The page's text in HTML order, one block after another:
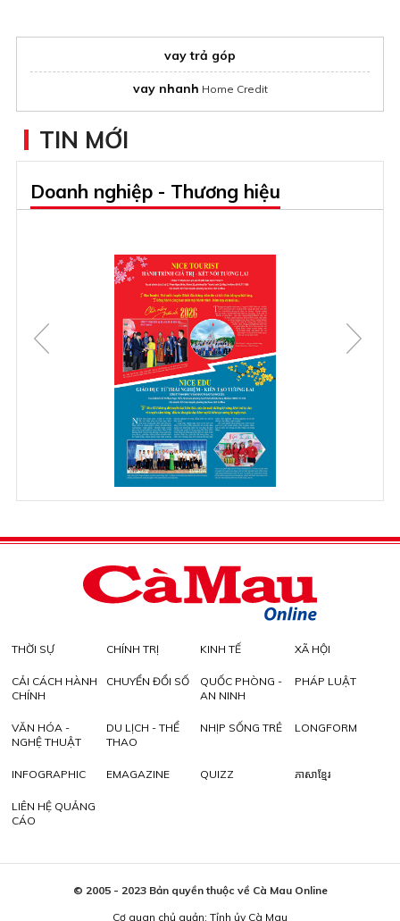
vay trả góp
vay nhanh Home Credit
TIN MỚI
Doanh nghiệp - Thương hiệu
THỜI SỰ CHÍNH TRỊ KINH TẾ XÃ HỘI
CẢI CÁCH HÀNH
CHÍNH
CHUYỂN ĐỔI SỐ
QUỐC PHÒNG -
AN NINH
PHÁP LUẬT
VĂN HÓA -
NGHỆ THUẬT
DU LỊCH - THỂ
THAO
NHỊP SỐNG TRẺ LONGFORM
INFOGRAPHIC EMAGAZINE QUIZZ ភាសាខ្មែរ
LIÊN HỆ QUẢNG
CÁO
© 2005 - 2023 Bản quyền thuộc về Cà Mau Online
Cơ quan chủ quản: Tỉnh ủy Cà Mau